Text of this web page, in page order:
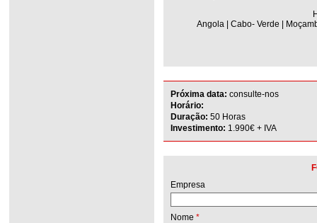
Angola | Cabo- Verde |
Próxima data: consulte-nos
Horário:
Duração: 50 Horas
Investimento: 1.990€ + IVA
Empresa
Nome *